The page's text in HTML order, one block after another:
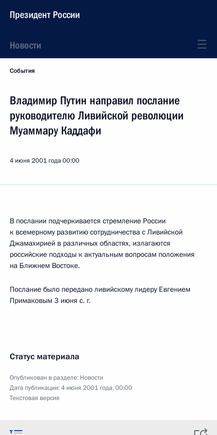
Президент России
Новости
События
Владимир Путин направил послание
руководителю Ливийской революции
Муаммару Каддафи
4 июня 2001 года00:00
В послании подчеркивается стремление России
к всемерному развитию сотрудничества с Ливийской
Джамахирией в различных областях, излагаются
российские подходы к актуальным вопросам положения
на Ближнем Востоке.
Послание было передано ливийскому лидеру Евгением
Примаковым 3 июня с. г.
Статус материала
Опубликован в разделе: Новости
Дата публикации:4 июня 2001 года, 00:00
Текстовая версия